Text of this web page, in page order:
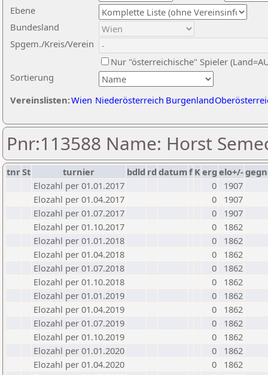
Ebene
Sortierung
Bundesland
Spgem./Kreis/Verein
Nur "österreichische" Spieler
Vereinslisten:Wien Niederösterreich Burgenland
Pnr:113588 Name: Horst
tnrSt turnier bdld rd datumf Kerg elo+/-
Elozahl per 01.01.2017
0
1907
Elozahl per 01.04.2017
0
1907
Elozahl per 01.07.2017
0
1907
Elozahl per 01.10.2017
0
1862
Elozahl per 01.01.2018
0
1862
Elozahl per 01.04.2018
0
1862
Elozahl per 01.07.2018
0
1862
Elozahl per 01.10.2018
0
1862
Elozahl per 01.01.2019
0
1862
Elozahl per 01.04.2019
0
1862
Elozahl per 01.07.2019
0
1862
Elozahl per 01.10.2019
0
1862
Elozahl per 01.01.2020
0
1862
Elozahl per 01.04.2020
0
1862